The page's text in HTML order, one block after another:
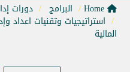
البرامج دورات
استراتيجيات وتقنيات اعداد
المالية